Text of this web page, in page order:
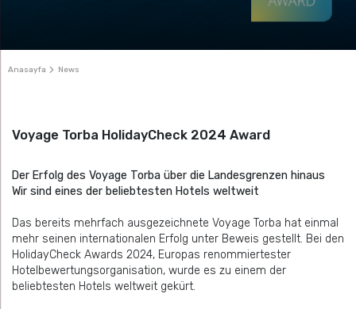
Anasayfa News
Voyage Torba HolidayCheck 2024 Award
Der Erfolg des Voyage Torba über die Landesgrenzen hinaus
Wir sind eines der beliebtesten Hotels weltweit
Das bereits mehrfach ausgezeichnete Voyage Torba hat einmal
mehr seinen internationalen Erfolg unter Beweis gestellt. Bei den
HolidayCheck Awards 2024, Europas renommiertester
Hotelbewertungsorganisation, wurde es zu einem der
beliebtesten Hotels weltweit gekürt.